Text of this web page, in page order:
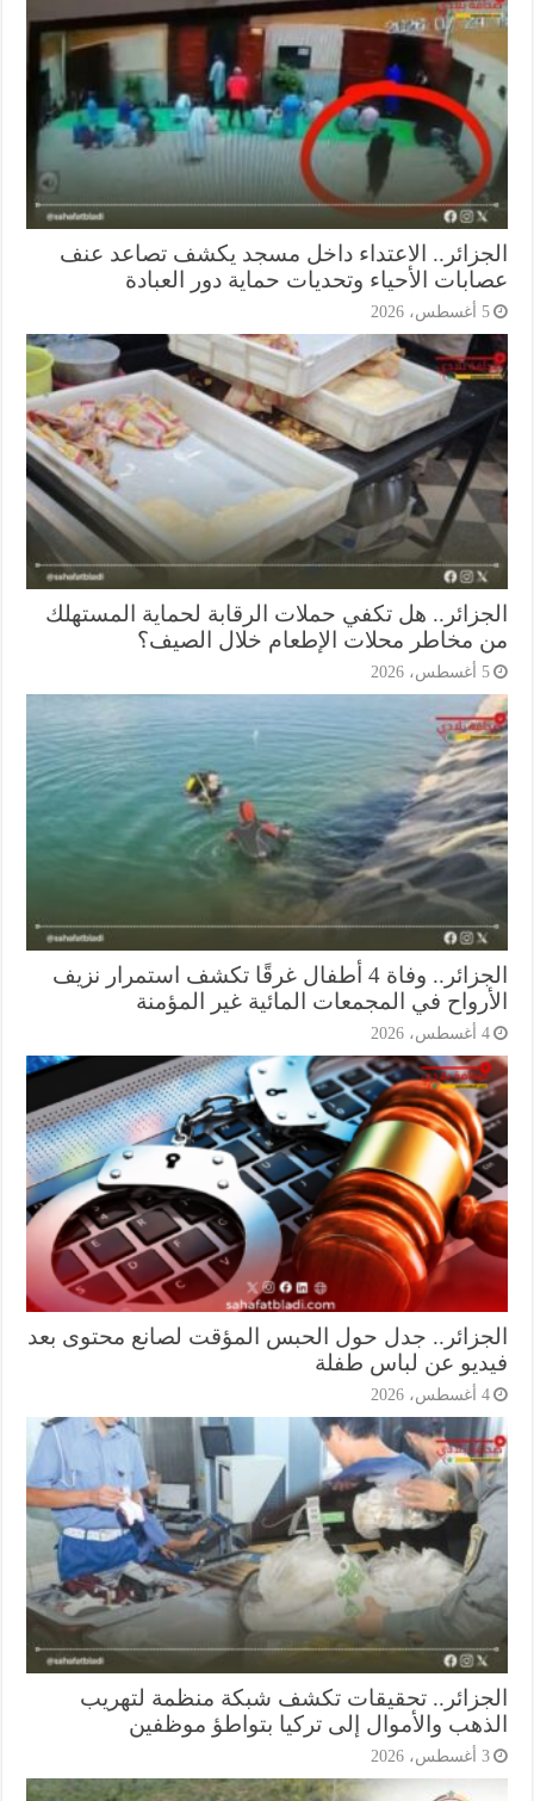
الاعتداء داخل مسجد يكشف تصاعد عنف
الأحياء وتحديات حماية دور العبادة
هل تكفي حملات الرقابة لحماية المستهلك
مخاطر محلات الإطعام خلال الصيف؟
الجزائر.. وفاة 4 أطفال غرقًا تكشف استمرار نزيف
في المجمعات المائية غير المؤمنة
جدل حول الحبس المؤقت لصانع محتوى بعد
عن لباس طفلة
تحقيقات تكشف شبكة منظمة لتهريب
والأموال إلى تركيا بتواطؤ موظفين